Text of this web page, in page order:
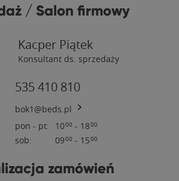
/ Salon firmowy
Kacper Piątek
Konsultant ds. sprzedaży
535 410 810
bok1@beds.pl
pon - pt:
sob:
1000 - 1800
0900 - 1500
zamówień